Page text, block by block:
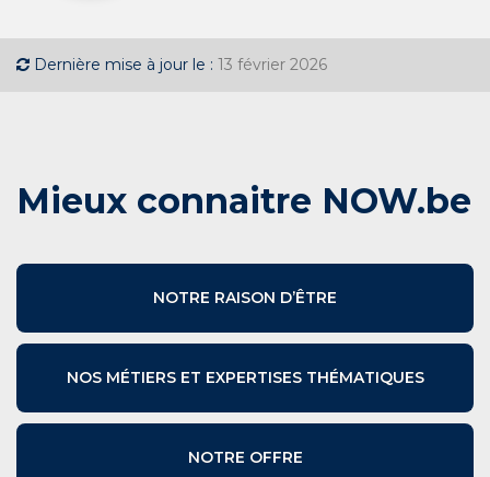
Dernière mise à jour le : 13 février 2026
Mieux connaitre NOW.be
NOTRE RAISON D’ÊTRE
NOS MÉTIERS ET EXPERTISES THÉMATIQUES
NOTRE OFFRE